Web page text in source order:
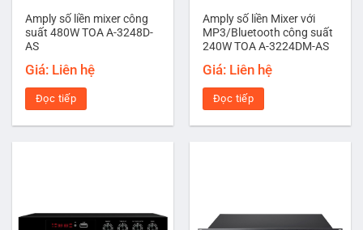
Amply số liền mixer công
suất 480W TOA A-3248D-
AS
Giá: Liên hệ
Đọc tiếp
Amply số liền Mixer với
MP3/Bluetooth công suất
240W TOA A-3224DM-AS
Giá: Liên hệ
Đọc tiếp